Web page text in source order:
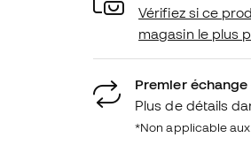
Vérifiez si ce
magasin le plus
Premier
Plus de détails
*Non applicable